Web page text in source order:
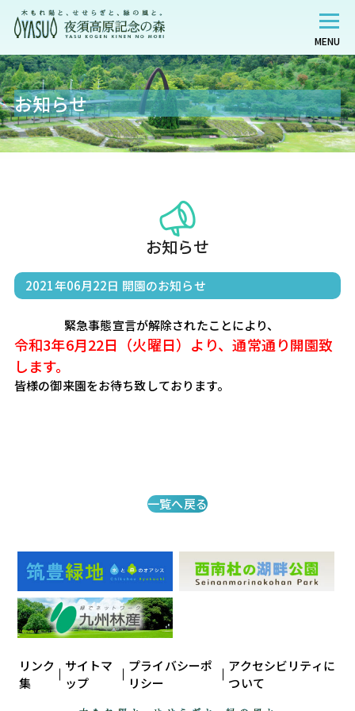
MENU
お知らせ
お知らせ
2021年06月22日 開園のお知らせ
令和3年6月22日（火曜日）より、通常通り開園致
皆様の御来園をお待ち致しております。
一覧へ戻る
リンク
集
サイトマ
ップ
プライバシーポ
リシー
アクセシビリティに
ついて